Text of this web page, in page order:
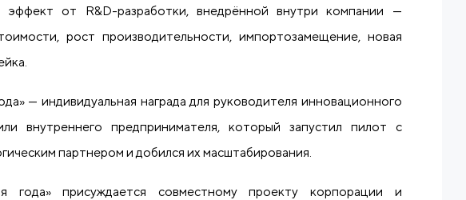
эффект от R&D-разработки, внедрённой внутри компании —
рост производительности, импортозамещение, новая
— индивидуальная награда для руководителя инновационного
внутреннего предпринимателя, который запустил пилот с
партнером и добился их масштабирования.
года» присуждается совместному проекту корпорации и